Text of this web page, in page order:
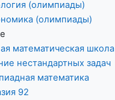
(олимпиады)
(олимпиады)
математическая школа
нестандартных задач
математика
92